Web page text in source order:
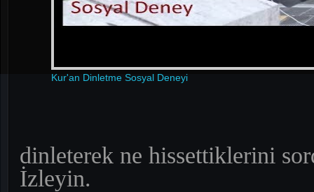
Kur'an Dinletme Sosyal Deneyi
dinleterek ne hissettiklerini
İzleyin.